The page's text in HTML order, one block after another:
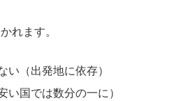
れます。
い（出発地に依存）
い国では数分の一に）